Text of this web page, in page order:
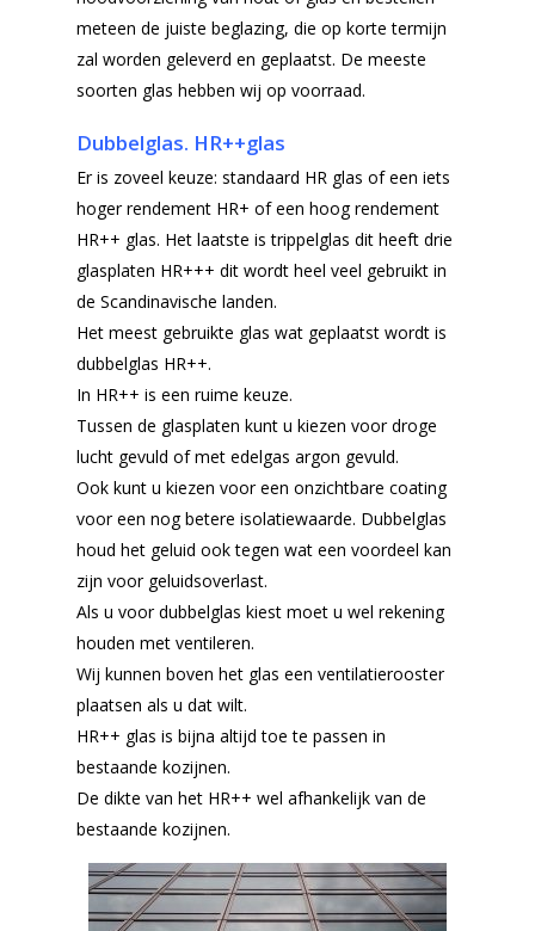
meteen de juiste beglazing, die op korte termijn
zal worden geleverd en geplaatst. De meeste
soorten glas hebben wij op voorraad.
Dubbelglas. HR++glas
Er is zoveel keuze: standaard HR glas of een iets
hoger rendement HR+ of een hoog rendement
HR++ glas. Het laatste is trippelglas dit heeft drie
glasplaten HR+++ dit wordt heel veel gebruikt in
de Scandinavische landen.
Het meest gebruikte glas wat geplaatst wordt is
dubbelglas HR++.
In HR++ is een ruime keuze.
Tussen de glasplaten kunt u kiezen voor droge
lucht gevuld of met edelgas argon gevuld.
Ook kunt u kiezen voor een onzichtbare coating
voor een nog betere isolatiewaarde. Dubbelglas
houd het geluid ook tegen wat een voordeel kan
zijn voor geluidsoverlast.
Als u voor dubbelglas kiest moet u wel rekening
houden met ventileren.
Wij kunnen boven het glas een ventilatierooster
plaatsen als u dat wilt.
HR++ glas is bijna altijd toe te passen in
bestaande kozijnen.
De dikte van het HR++ wel afhankelijk van de
bestaande kozijnen.